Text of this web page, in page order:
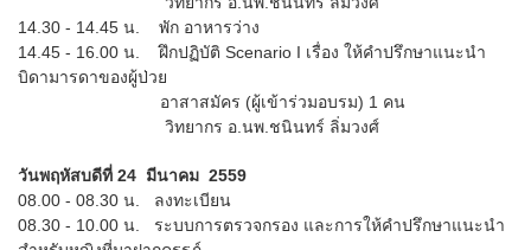
14.30 - 14.45 น. พัก อาหารว่าง
14.45 - 16.00 น. ฝึกปฏิบัติ Scenario I เรื่อง ให้คำปรึกษาแนะนำ
บิดามารดาของผู้ป่วย
อาสาสมัคร (ผู้เข้าร่วมอบรม) 1 คน
วิทยากร อ.นพ.ชนินทร์ ลิ่มวงศ์
วันพฤหัสบดีที่ 24 มีนาคม 2559
08.00 - 08.30 น. ลงทะเบียน
08.30 - 10.00 น. ระบบการตรวจกรอง และการให้คำปรึกษาแนะนำ